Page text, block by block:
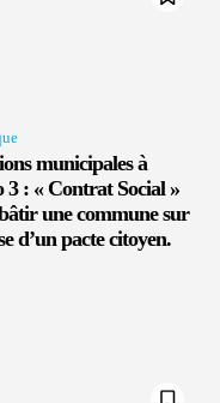
municipales à
3 : « Contrat Social »
une commune sur
d’un pacte citoyen.